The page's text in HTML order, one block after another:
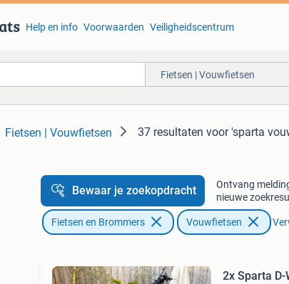
Help en info Voorwaarden Veiligheidscentrum
Fietsen | Vouwfietsen
Fietsen | Vouwfietsen 37 resultaten voor 'sparta
Bewaar je zoekopdracht
Ontvang
nieuwe
Fietsen en Brommers Vouwfietsen
2x Sparta